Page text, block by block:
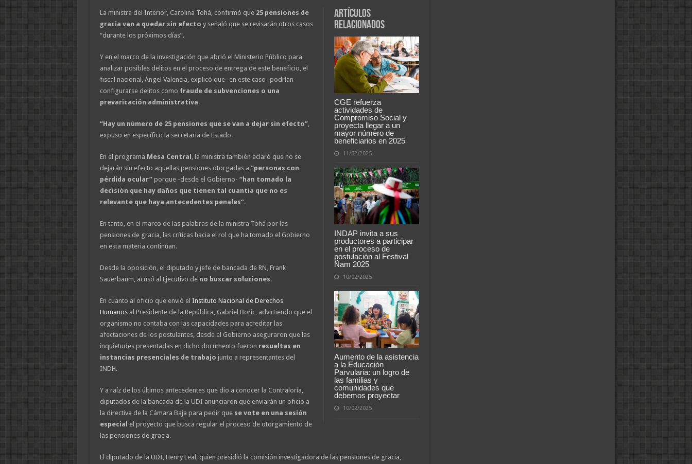
Artículos
relacionados
CGE refuerza
actividades de
Compromiso Social y
proyecta llegar a un
mayor número de
beneficiarios en 2025
11/02/2025
INDAP invita a sus
productores a participar
en el proceso de
postulación al Festival
Ñam 2025
10/02/2025
Aumento de la asistencia
a la Educación
Parvularia: un logro de
las familias y
comunidades que
debemos proyectar
10/02/2025
La ministra del Interior, Carolina Tohá, confirmó que 25 pensiones de
gracia van a quedar sin efecto y señaló que se revisarán otros casos
“durante los próximos días”.
Y en el marco de la investigación que abrió el Ministerio Público para
analizar posibles delitos en el proceso de entrega de este beneficio, el
fiscal nacional, Ángel Valencia, explicó que -en este caso- podrían
configurarse delitos como fraude de subvenciones o una
prevaricación administrativa.
“Hay un número de 25 pensiones que se van a dejar sin efecto”,
expuso en específico la secretaria de Estado.
En el programa Mesa Central , la ministra también aclaró que no se
dejarán sin efecto aquellas pensiones otorgadas a “personas con
pérdida ocular”porque -desde el Gobierno- “han tomado la
decisión que hay daños que tienen tal cuantía que no es
relevante que haya antecedentes penales”.
En tanto, en el marco de las palabras de la ministra Tohá por las
pensiones de gracia, las críticas hacia el rol que ha tomado el Gobierno
en esta materia continúan.
Desde la oposición, el diputado y jefe de bancada de RN, Frank
Sauerbaum, acusó al Ejecutivo de no buscar soluciones.
En cuanto al oficio que envió el Instituto Nacional de Derechos
Humanosal Presidente de la República, Gabriel Boric, advirtiendo que el
organismo no contaba con las capacidades para acreditar las
afectaciones de los postulantes, desde el Gobierno aseguraron que las
inquietudes presentadas en dicho documento fueron resueltas en
instancias presenciales de trabajo junto a representantes del
INDH.
Y a raíz de los últimos antecedentes que dio a conocer la Contraloría,
diputados de la bancada de la UDI anunciaron que enviarán un oficio a
la directiva de la Cámara Baja para pedir que se vote en una sesión
especial el proyecto que busca regular el proceso de otorgamiento de
las pensiones de gracia.
El diputado de la UDI, Henry Leal, quien presidió la comisión investigadora de las pensiones de gracia,